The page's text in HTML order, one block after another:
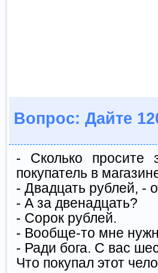
Вопрос: Дайте
- Сколько просите
покупатель в
- Двадцать рублей, -
- А за двенадцать?
- Сорок рублей.
- Вообще-то мне
- Ради бога. С вас
Что покупал этот